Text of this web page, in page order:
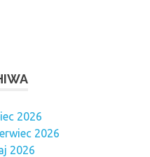
2026
2026
2026